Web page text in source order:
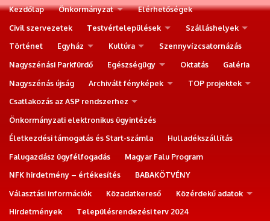
Kezdőlap Önkormányzat
Elérhetőségek
Civil szervezetek
Testvértelepülések
Szálláshelyek
Történet
Egyház Kultúra
Szennyvízcsatornázás
Nagyszénási Parkfürdő
Egészségügy Oktatás
Galéria
Nagyszénás újság
Archivált fényképek
TOP projektek
Csatlakozás az ASP rendszerhez
Önkormányzati elektronikus ügyintézés
Életkezdési támogatás és Start-számla
Hulladékszállítás
Falugazdász ügyfélfogadás
Magyar Falu Program
NFK hirdetmény – értékesítés
BABAKÖTVÉNY
Választási információk
Közadatkereső
Közérdekű adatok
Hirdetmények
Településrendezési terv 2024